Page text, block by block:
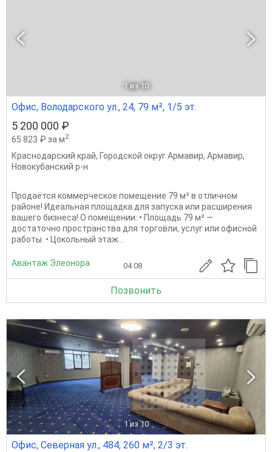
1 из 10
Офис, Володарского ул., 24, 79 м², 1/5 эт.
5 200 000 ₽
65 823 ₽ за м2
Краснодарский край, Городской округ Армавир, Армавир,
Новокубанский р-н
Продаётся коммерческое помещение 79 м² в отличном
районе! Идеальная площадка для запуска или расширения
вашего бизнеса! О помещении: • Площадь 79 м² —
достаточно пространства для торговли, услуг или офисной
работы. • Цокольный этаж...
Авантаж Элеонора 04.08
Позвонить
1 из 10
Офис, Северная ул., 484, 260 м², 2/3 эт.